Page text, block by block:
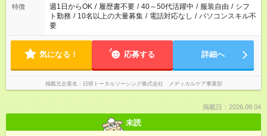
特徴 週1日からOK / 履歴書不要 / 40～50代活躍中 / 服装自由 / シフ
ト勤務 / 10名以上の大量募集 / 電話対応なし / パソコンスキル不
要
気になる！ 応募する 詳細へ
掲載元企業名 日研トータルソーシング株式会社 メディカルケア事業部
掲載日：2026.08.04
未読